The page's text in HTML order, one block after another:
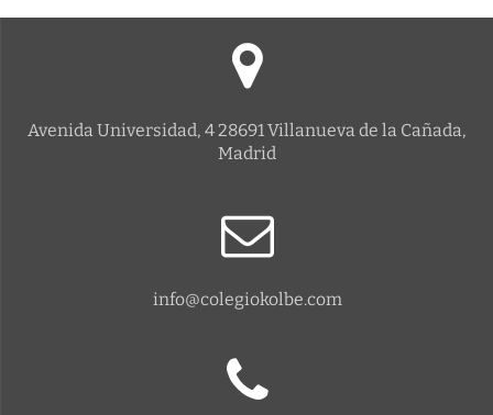
Avenida Universidad, 4 28691 Villanueva de la Cañada,
Madrid
info@colegiokolbe.com